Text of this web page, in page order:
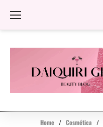
Home / Cosmética /